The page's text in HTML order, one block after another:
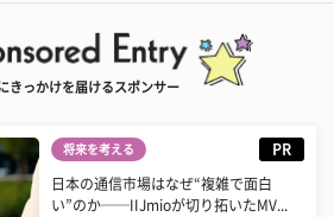
きっかけを届けるスポンサー
将来を考える PR
日本の通信市場はなぜ“複雑で面白
い”のか──IIJmioが切り拓いたMV...